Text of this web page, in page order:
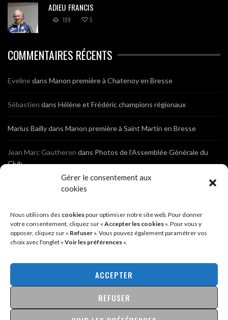
Gérer le consentement aux
cookies
Nous utilisons des cookiespour optimiser notre site web. Pour donner
votre consentement, cliquez sur « Accepter les cookies ». Pour vous y
opposer, cliquez sur « Refuser ». Vous pouvez également paramétrer vos
choix avec l'onglet « Voir les préférences ».
ACCEPTER
REFUSER
ADIEU FRANCIS
199 5
COMMENTAIRES RÉCENTS
Evelinedans Manon première à Chatenoy en Bresse
Sébastien dans Hélène et Frédéric champions régionaux
Marius Baillydans Manon première à Saint Martin en Bresse
Jean Marc Gautheron dans Photos de l’Assemblée Générale du
Club
Photos de l’Assemblée Générale du Club
Sébastien dans Cyclocross de Brochon (21)
Breniauxdans Cyclocross de Brochon (21)
MENTIONS LÉGALES & POLITIQUE DE CONFIDENTIALITÉ